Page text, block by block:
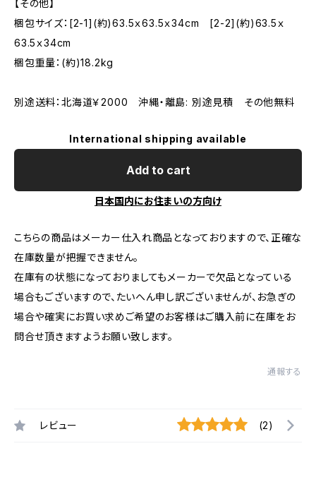
【その他】
梱包サイズ：[2-1](約)63.5ｘ63.5ｘ34cm [2-2](約)63.5ｘ
63.5ｘ34cm
梱包重量：(約)18.2kg
別途送料：北海道￥2000 沖縄・離島: 別途見積 その他無料
International shipping available
Add to cart
日本国内にお住まいの方向け
こちらの商品はメーカー仕入れ商品となっておりますので、正確な
在庫数量が把握できません。
在庫有の状態になっておりましてもメーカーで欠品となっている
場合もございますので、たいへん申し訳ございませんが、お急ぎの
場合や確実にお買い求めご希望のお客様はご購入前に在庫をお
問合せ頂きますようお願い致します。
通報する
レビュー (2)